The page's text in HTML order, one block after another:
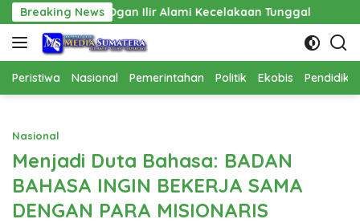
Langsung
ke
konten
Breaking News
Ilir Alami Kecelakaan Tunggal Pembangunan
Peristiwa Nasional Pemerintahan Politik Ekobis
Nasional
Menjadi Duta Bahasa: BADAN
BAHASA INGIN BEKERJA SAMA
DENGAN PARA MISIONARIS